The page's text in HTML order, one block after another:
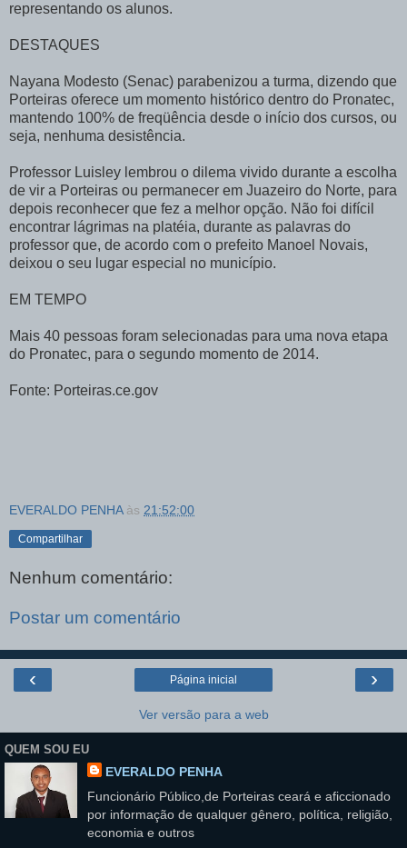
representando os alunos.
DESTAQUES
Nayana Modesto (Senac) parabenizou a turma, dizendo que
Porteiras oferece um momento histórico dentro do Pronatec,
mantendo 100% de freqüência desde o início dos cursos, ou
seja, nenhuma desistência.
Professor Luisley lembrou o dilema vivido durante a escolha
de vir a Porteiras ou permanecer em Juazeiro do Norte, para
depois reconhecer que fez a melhor opção. Não foi difícil
encontrar lágrimas na platéia, durante as palavras do
professor que, de acordo com o prefeito Manoel Novais,
deixou o seu lugar especial no município.
EM TEMPO
Mais 40 pessoas foram selecionadas para uma nova etapa
do Pronatec, para o segundo momento de 2014.
Fonte: Porteiras.ce.gov
EVERALDO PENHA às 21:52:00
Compartilhar
Nenhum comentário:
Postar um comentário
‹ ›
Página inicial
Ver versão para a web
QUEM SOU EU
EVERALDO PENHA
Funcionário Público,de Porteiras ceará e aficcionado
por informação de qualquer gênero, política, religião,
economia e outros